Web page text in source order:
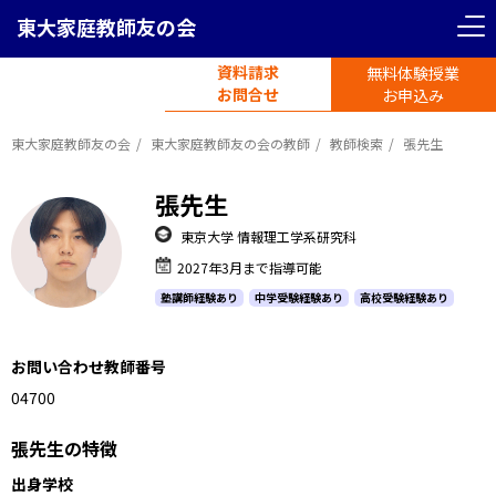
東大家庭教師友の会
資料請求
お問合せ
無料体験授業
お申込み
東大家庭教師友の会 東大家庭教師友の会の教師 教師検索 張先生
張先生
東京大学 情報理工学系研究科
2027年3月まで指導可能
塾講師経験あり 中学受験経験あり 高校受験経験あり
お問い合わせ教師番号
1014700
張先生の特徴
出身学校